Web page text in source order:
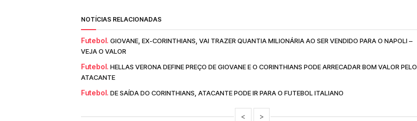
NOTÍCIAS RELACIONADAS
Futebol. GIOVANE, EX-CORINTHIANS, VAI TRAZER QUANTIA MILIONÁRIA AO SER VENDIDO PARA O NAPOLI –
VEJA O VALOR
Futebol. HELLAS VERONA DEFINE PREÇO DE GIOVANE E O CORINTHIANS PODE ARRECADAR BOM VALOR PELO
ATACANTE
Futebol. DE SAÍDA DO CORINTHIANS, ATACANTE PODE IR PARA O FUTEBOL ITALIANO
< >